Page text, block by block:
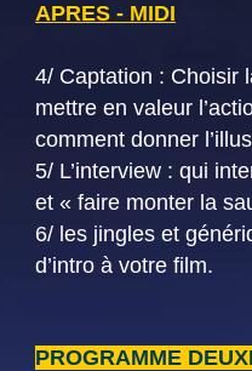
APRES - MIDI
4/ Captation : Choisir
mettre en valeur
comment donner
5/ L’interview : qui
et « faire monter la
6/ les jingles et
d’intro à votre film.
PROGRAMME